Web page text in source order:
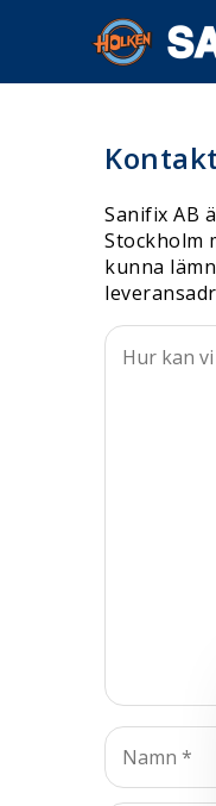
Sanifix AB
Stockholm
kunna